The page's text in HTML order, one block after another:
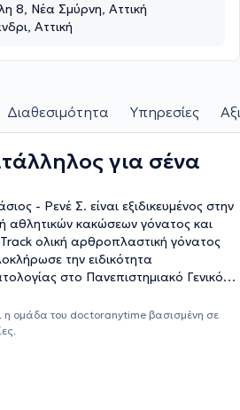
8, Νέα Σμύρνη, Αττική
Αττική
Διαθεσιμότητα Υπηρεσίες
για σένα
- Ρενέ Σ. είναι εξιδικευμένος στην
αθλητικών κακώσεων γόνατος και
ολική αρθροπλαστική γόνατος
την ειδικότητα
στο Πανεπιστημιακό Γενικό
Μαλίζο. Είναι Υπoψήφιος Διδάκτωρ
Θεσσαλίας. Το τελευταίο
GSD, Milano – Italy στο Μιλάνο, Ιταλία
Prof. Pietro Randelli. Στην ολική
η ομάδα του doctoranytime βασισμένη σε